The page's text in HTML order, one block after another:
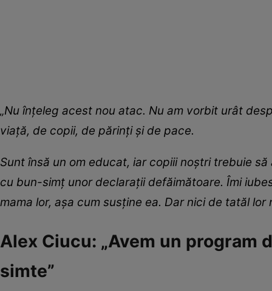
„Nu înțeleg acest nou atac. Nu am vorbit urât
viață, de copii, de părinți și de pace.
Sunt însă un om educat, iar copiii noștri trebuie
cu bun-simț unor declarații defăimătoare. Îmi
mama lor, așa cum susține ea. Dar nici de tatăl
Alex Ciucu: „Avem un program
simte”